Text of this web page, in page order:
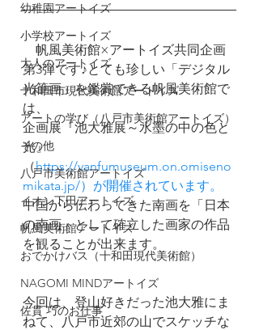
幼稚園アートイズ
小学校アートイズ
大人のアートイズ
十和田市現代美術館アートイズ
アートの学び（八戸市美術館アートイズ）
その他
八戸市美術館アートイズ
イオン下田アートイズ
帆風美術館アートイズ
おでかけバス（十和田現代美術館）
NAGOMI MINDアートイズ
佐貫 巧のお仕事
帆風美術館×アートイズ共同企画
第3弾です♪とても珍しい「デジタル
光筆画」を鑑賞できる帆風美術館で
は、
企画展『池大雅展～水墨の中の色と
光』
（https://vanfumuseum.on.omiseno
mikata.jp/）が開催されています。
中国から伝わってきた南画を「日本
の南画」として確立した画家の作品
を観ることが出来ます。
今回は、登山好きだった池大雅にま
ねて、八戸市近郊の山でスケッチな